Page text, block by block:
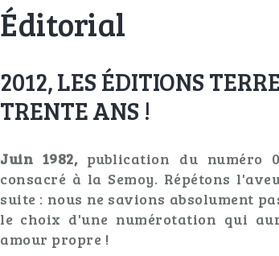
Éditorial
2012, LES ÉDITIONS
TRENTE ANS !
Juin 1982, publication du numéro
consacré à la Semoy. Répétons
suite : nous ne savions absolument
le choix d'une numérotation qui
amour propre !